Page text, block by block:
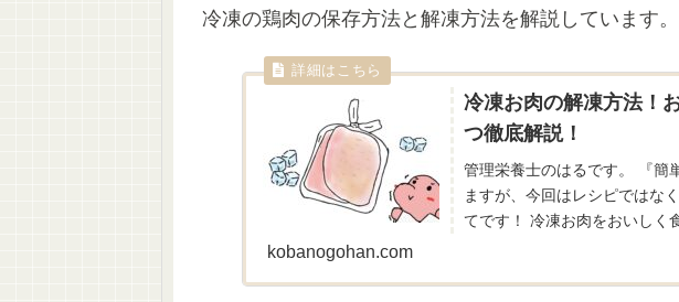
冷凍の鶏肉の保存方法と解凍方法を解説しています。
冷凍お肉の解凍方法！
つ徹底解説！
管理栄養士のはるです。 『簡
ますが、今回はレシピではな
てです！ 冷凍お肉をおいしく
kobanogohan.com